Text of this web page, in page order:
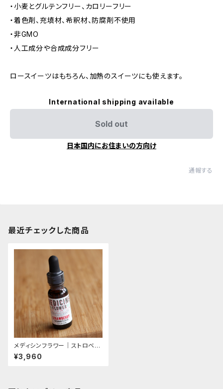
・小麦とグルテンフリー、カロリーフリー
・着色剤、充填材、希釈材、防腐剤不使用
・非GMO
・人工成分や合成成分フリー
ロースイーツはもちろん、加熱のスイーツにも使えます。
International shipping available
Sold out
日本国内にお住まいの方向け
通報する
最近チェックした商品
メディシンフラワー｜ストロベリ
ー｜プレミアムライン（残3本）
¥3,960